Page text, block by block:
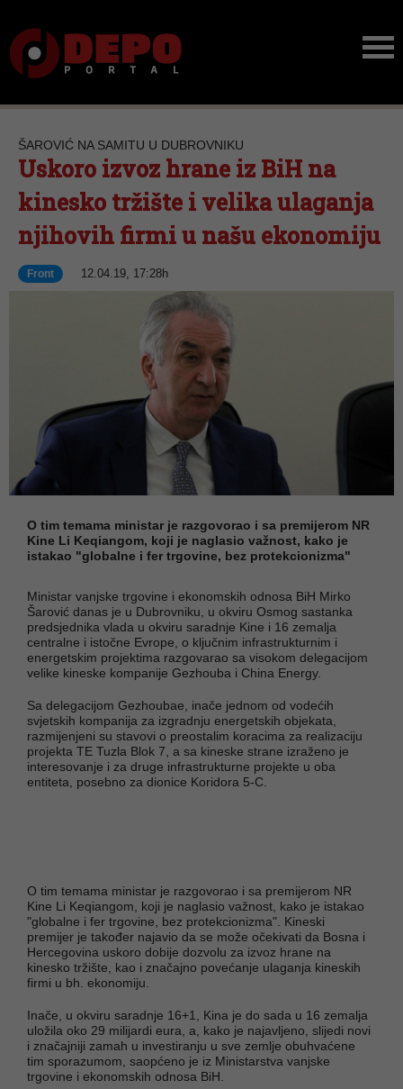
ŠAROVIĆ NA SAMITU U DUBROVNIKU
Uskoro izvoz hrane iz BiH na
kinesko tržište i velika ulaganja
njihovih firmi u našu ekonomiju
Front 12.04.19, 17:28h
O tim temama ministar je razgovorao i sa premijerom NR
Kine Li Keqiangom, koji je naglasio važnost, kako je
istakao "globalne i fer trgovine, bez protekcionizma"
Ministar vanjske trgovine i ekonomskih odnosa BiH Mirko
Šarović danas je u Dubrovniku, u okviru Osmog sastanka
predsjednika vlada u okviru saradnje Kine i 16 zemalja
centralne i istočne Evrope, o ključnim infrastrukturnim i
energetskim projektima razgovarao sa visokom delegacijom
velike kineske kompanije Gezhouba i China Energy.
Sa delegacijom Gezhoubae, inače jednom od vodećih
svjetskih kompanija za izgradnju energetskih objekata,
razmijenjeni su stavovi o preostalim koracima za realizaciju
projekta TE Tuzla Blok 7, a sa kineske strane izraženo je
interesovanje i za druge infrastrukturne projekte u oba
entiteta, posebno za dionice Koridora 5-C.
O tim temama ministar je razgovorao i sa premijerom NR
Kine Li Keqiangom, koji je naglasio važnost, kako je istakao
"globalne i fer trgovine, bez protekcionizma". Kineski
premijer je također najavio da se može očekivati da Bosna i
Hercegovina uskoro dobije dozvolu za izvoz hrane na
kinesko tržište, kao i značajno povećanje ulaganja kineskih
firmi u bh. ekonomiju.
Inače, u okviru saradnje 16+1, Kina je do sada u 16 zemalja
uložila oko 29 milijardi eura, a, kako je najavljeno, slijedi novi
i značajniji zamah u investiranju u sve zemlje obuhvaćene
tim sporazumom, saopćeno je iz Ministarstva vanjske
trgovine i ekonomskih odnosa BiH.